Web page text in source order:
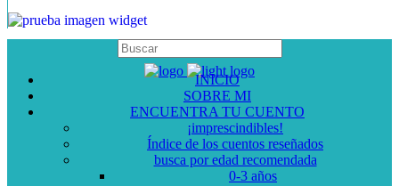
INICIO
SOBRE MI
ENCUENTRA TU CUENTO
¡imprescindibles!
Índice de los cuentos reseñados
busca por edad recomendada
0-3 años